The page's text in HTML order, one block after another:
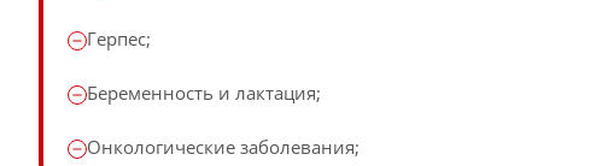
Герпес;
Беременность и лактация;
Онкологические заболевания;